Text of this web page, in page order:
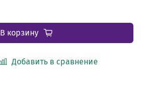
Добавить в сравнение
В корзину